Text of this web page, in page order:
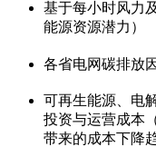
基于每小时风力
能源资源潜力 ）
各省电网碳排放
可再生能源、电
投资与运营成本
带来的成本下降